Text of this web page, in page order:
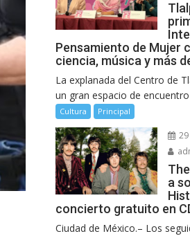
Pensamiento de Mujer
ciencia, música y más
La explanada del Centro de
un gran espacio de encuentro
Cultura Principal
a
concierto gratuito en
Ciudad de México.– Los